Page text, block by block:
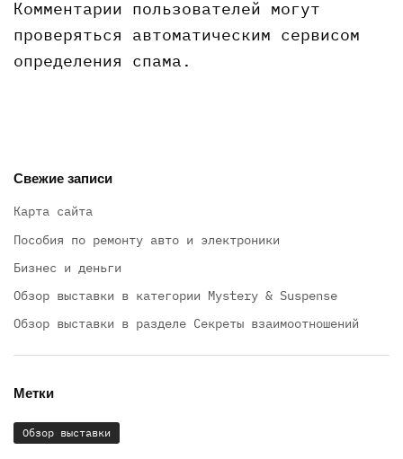
Комментарии пользователей могут
проверяться автоматическим сервисом
определения спама.
Свежие записи
Карта сайта
Пособия по ремонту авто и электроники
Бизнес и деньги
Обзор выставки в категории Mystery & Suspense
Обзор выставки в разделе Секреты взаимоотношений
Метки
Обзор выставки